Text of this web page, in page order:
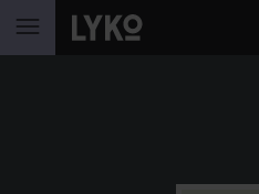
HOPPA TILL INNEHÅLLET